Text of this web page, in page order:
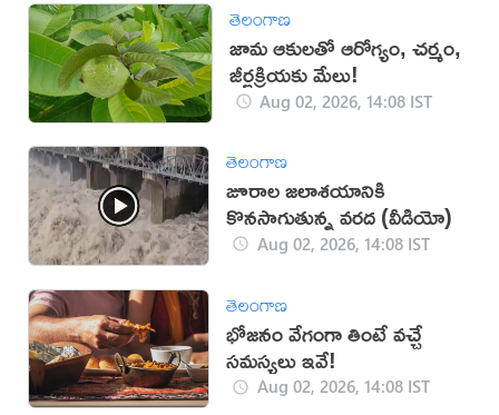
తెలంగాణ
జామ ఆకులతో ఆరోగ్యం, చర్మం,
జీర్ణక్రియకు మేలు!
Aug 02, 2026, 14:08 IST
తెలంగాణ
జూరాల జలాశయానికి
కొనసాగుతున్న వరద (వీడియో)
Aug 02, 2026, 14:08 IST
తెలంగాణ
భోజనం వేగంగా తింటే వచ్చే
సమస్యలు ఇవే!
Aug 02, 2026, 14:08 IST